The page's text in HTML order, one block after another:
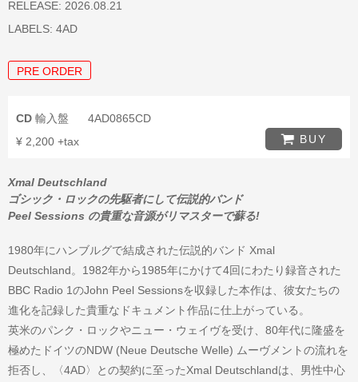
RELEASE: 2026.08.21
LABELS: 4AD
PRE ORDER
CD 輸入盤
4AD0865CD
¥ 2,200 +tax
BUY
Xmal Deutschland
ゴシック・ロックの先駆者にして伝説的バンド
Peel Sessions の貴重な音源がリマスターで蘇る!
1980年にハンブルグで結成された伝説的バンド Xmal
Deutschland。1982年から1985年にかけて4回にわたり録音された
BBC Radio 1のJohn Peel Sessionsを収録した本作は、彼女たちの
進化を記録した貴重なドキュメント作品に仕上がっている。
英米のパンク・ロックやニュー・ウェイヴを受け、80年代に隆盛を
極めたドイツのNDW (Neue Deutsche Welle) ムーヴメントの流れを
拒否し、〈4AD〉との契約に至ったXmal Deutschlandは、男性中心